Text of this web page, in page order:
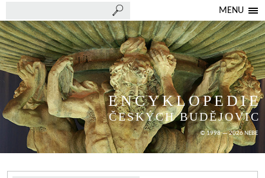
MENU
ENCYKLOPEDIE
ČESKÝCH BUDĚJOVIC
© 1998 — 2026 NEBE